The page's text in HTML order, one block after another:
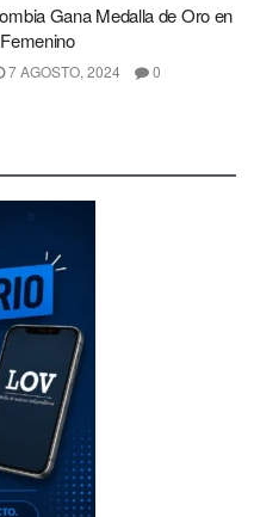
Gana Medalla de Oro en
7 AGOSTO, 2024 0